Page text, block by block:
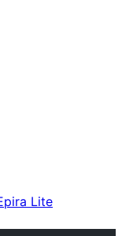
Lite